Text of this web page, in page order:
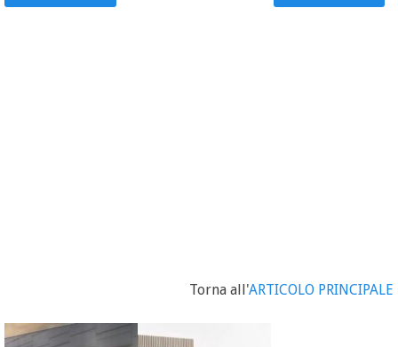
Torna all'ARTICOLO PRINCIPALE